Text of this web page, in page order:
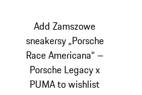
Add Zamszowe
sneakersy „Porsche
Race Americana“ –
Porsche Legacy x
PUMA to wishlist